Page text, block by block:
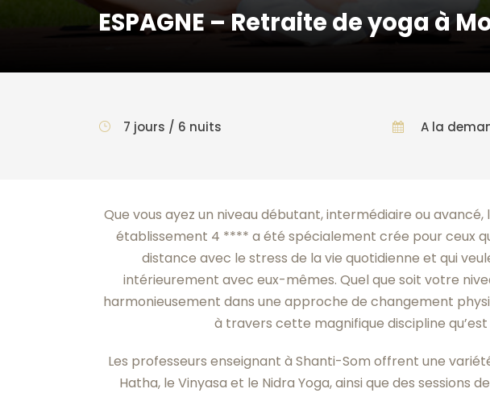
ESPAGNE – Retraite de yoga à
7 jours / 6 nuits A la
Que vous ayez un niveau débutant, intermédiaire ou
établissement 4 **** a été spécialement crée pour ceux
distance avec le stress de la vie quotidienne et qui
intérieurement avec eux-mêmes. Quel que soit votre
harmonieusement dans une approche de changement
à travers cette magnifique discipline qu’est
Les professeurs enseignant à Shanti-Som offrent une
Hatha, le Vinyasa et le Nidra Yoga, ainsi que des sessions